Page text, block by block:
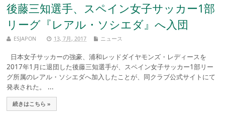
後藤三知選手、スペイン女子サッカー1部
リーグ『レアル・ソシエダ』へ入団
ESJAPON 13, 7月, 2017 ニュース
日本女子サッカーの強豪、浦和レッドダイヤモンズ・レディースを
2017年1月に退団した後藤三知選手が、スペイン女子サッカー1部リー
グ所属のレアル・ソシエダへ加入したことが、同クラブ公式サイトにて
発表された。 ...
続きはこちら »